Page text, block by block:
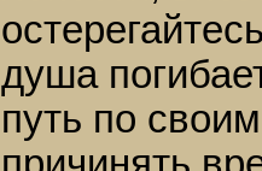
душа
путь по